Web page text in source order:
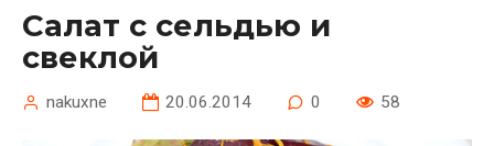
Салат с сельдью и
свеклой
nakuxne 20.06.2014 0 58